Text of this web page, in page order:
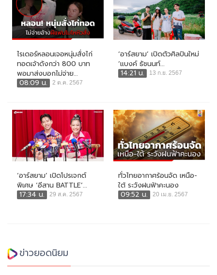
ไรเดอร์หลอนเจอหนุ่มสั่งไก่
ทอดเจ้าดังกว่า 800 บาท
พอมาส่งบอกไม่จ่าย...
08:09 น.
2 ต.ค. 2567
‘อาร์สยาม’ เปิดตัวศิลปินใหม่
‘แบงค์ ธัชนนท์...
14:21 น.
13 ก.ย. 2567
‘อาร์สยาม’ เปิดโปรเจกต์
พิเศษ ‘อีสาน BATTLE’...
17:34 น.
29 ส.ค. 2567
ทั่วไทยอากาศร้อนจัด เหนือ-
ใต้ ระวังฝนฟ้าคะนอง
09:52 น.
20 เม.ย. 2567
ข่าวยอดนิยม